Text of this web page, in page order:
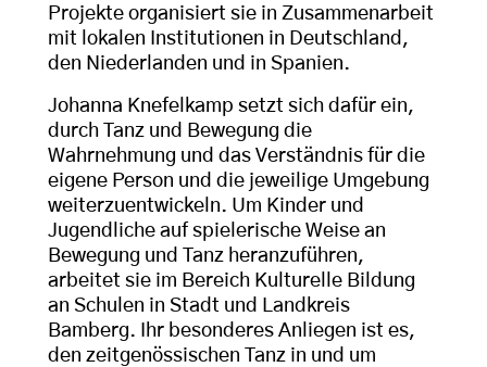
Projekte organisiert sie in Zusammenarbeit
mit lokalen Institutionen in Deutschland,
den Niederlanden und in Spanien.
Johanna Knefelkamp setzt sich dafür ein,
durch Tanz und Bewegung die
Wahrnehmung und das Verständnis für die
eigene Person und die jeweilige Umgebung
weiterzuentwickeln. Um Kinder und
Jugendliche auf spielerische Weise an
Bewegung und Tanz heranzuführen,
arbeitet sie im Bereich Kulturelle Bildung
an Schulen in Stadt und Landkreis
Bamberg. Ihr besonderes Anliegen ist es,
den zeitgenössischen Tanz in und um